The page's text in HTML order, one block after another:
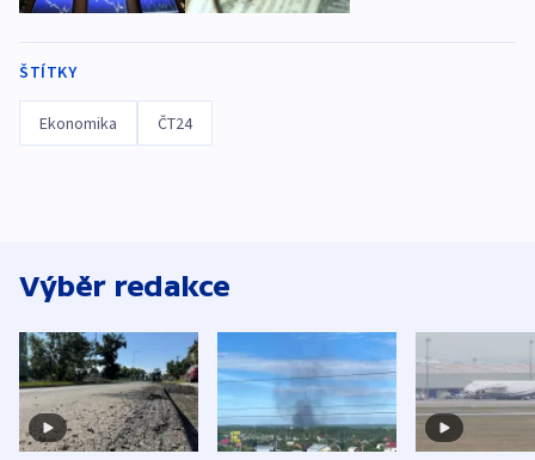
ŠTÍTKY
Ekonomika ČT24
Výběr redakce